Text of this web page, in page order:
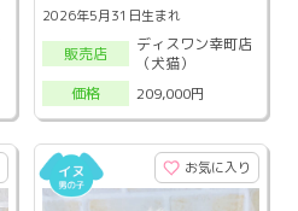
2026年5月31日生まれ
販売店
ディスワン幸町店
（犬猫）
価格
209,000円
お気に入り